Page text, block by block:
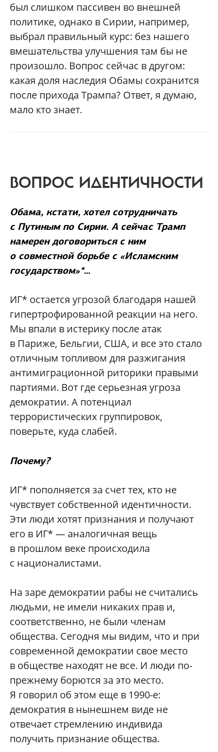
был слишком пассивен во внешней
политике, однако в Сирии, например,
выбрал правильный курс: без нашего
вмешательства улучшения там бы не
произошло. Вопрос сейчас в другом:
какая доля наследия Обамы сохранится
после прихода Трампа? Ответ, я думаю,
мало кто знает.
ВОПРОС ИДЕНТИЧНОСТИ
Обама, кстати, хотел сотрудничать
с Путиным по Сирии. А сейчас Трамп
намерен договориться с ним
о совместной борьбе с «Исламским
государством»*…
ИГ* остается угрозой благодаря нашей
гипертрофированной реакции на него.
Мы впали в истерику после атак
в Париже, Бельгии, США, и все это стало
отличным топливом для разжигания
антимиграционной риторики правыми
партиями. Вот где серьезная угроза
демократии. А потенциал
террористических группировок,
поверьте, куда слабей.
Почему?
ИГ* пополняется за счет тех, кто не
чувствует собственной идентичности.
Эти люди хотят признания и получают
его в ИГ* — аналогичная вещь
в прошлом веке происходила
с националистами.
На заре демократии рабы не считались
людьми, не имели никаких прав и,
соответственно, не были членам
общества. Сегодня мы видим, что и при
современной демократии свое место
в обществе находят не все. И люди по-
прежнему борются за это место.
Я говорил об этом еще в 1990-е:
демократия в нынешнем виде не
отвечает стремлению индивида
получить признание общества.